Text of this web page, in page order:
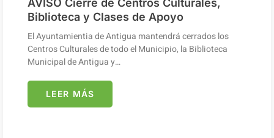
AVISO Cierre de Centros Culturales,
Biblioteca y Clases de Apoyo
El Ayuntamientia de Antigua mantendrá cerrados los
Centros Culturales de todo el Municipio, la Biblioteca
Municipal de Antigua y…
LEER MÁS